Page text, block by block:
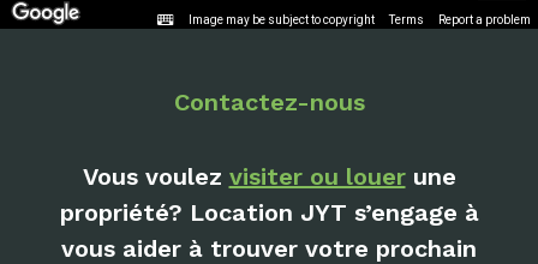
Image may be subject to copyright Terms Report a problem
Contactez-nous
Vous voulez visiter ou louerune
propriété? Location JYT s’engage à
vous aider à trouver votre prochain